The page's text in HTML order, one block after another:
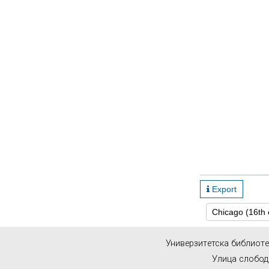
Export
Унивeрзитeтскa
Улица